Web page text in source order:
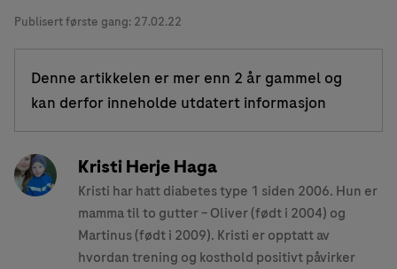
Publisert første gang: 27.02.22
Denne artikkelen er mer enn 2 år gammel og
kan derfor inneholde utdatert informasjon
Kristi Herje Haga
Kristi har hatt diabetes type 1 siden 2006. Hun er
mamma til to gutter – Oliver (født i 2004) og
Martinus (født i 2009). Kristi er opptatt av
hvordan trening og kosthold positivt påvirker